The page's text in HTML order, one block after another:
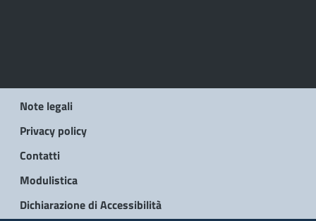
Note legali
Privacy policy
Contatti
Modulistica
Dichiarazione di Accessibilità